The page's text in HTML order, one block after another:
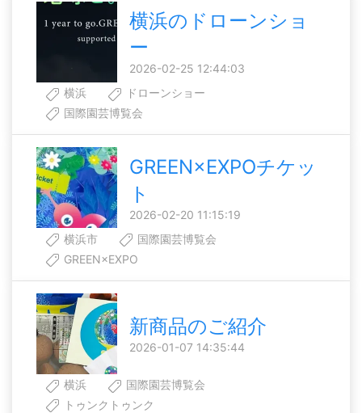
横浜のドローンショ
ー
2026-02-25 12:44:03
横浜
ドローンショー
国際園芸博覧会
GREEN×EXPOチケッ
ト
2026-02-20 11:15:19
横浜市
国際園芸博覧会
GREEN×EXPO
新商品のご紹介
2026-01-07 14:35:44
横浜
国際園芸博覧会
トゥンクトゥンク